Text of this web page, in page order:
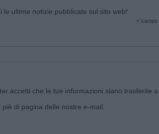
ultime notizie pubblicate sul sito web!
* campo
accetti che le tue informazioni siano trasferite a
di pagina delle nostre e-mail.